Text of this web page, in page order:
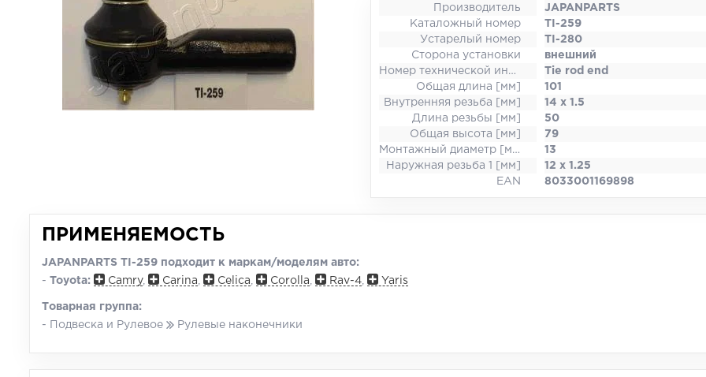
Производитель
JAPANPARTS
Каталожный номер
TI-259
Устарелый номер
TI-280
Сторона установки
внешний
Номер технической информации
Tie rod end
Общая длина [мм]
101
Внутренняя резьба [мм]
14 x 1.5
Длина резьбы [мм]
50
Общая высота [мм]
79
Монтажный диаметр [мм]
13
Наружная резьба 1 [мм]
12 x 1.25
EAN
8033001169898
ПРИМЕНЯЕМОСТЬ
JAPANPARTS TI-259 подходит к маркам/моделям авто:
- Toyota: Camry, Carina Celica Corolla Rav-4 Yaris
Товарная группа:
- Подвеска и Рулевое
Рулевые наконечники